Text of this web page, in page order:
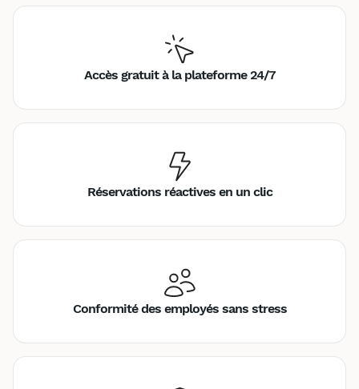
Accès gratuit à la plateforme 24/7
Réservations réactives en un clic
Conformité des employés sans stress